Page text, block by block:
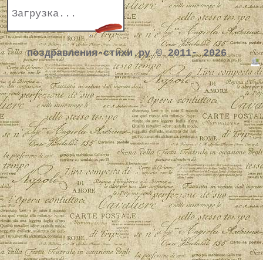
Загрузка...
поздравления-стихи.ру © 2011- 2026